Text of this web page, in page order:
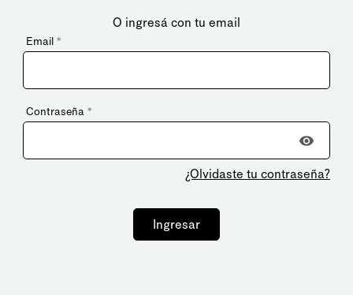
O ingresá con tu email
Email *
Contraseña *
¿Olvidaste tu contraseña?
Ingresar